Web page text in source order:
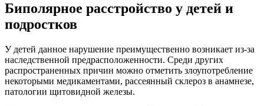
Биполярное расстройство у детей и
подростков
У детей данное нарушение преимущественно возникает из-за
наследственной предрасположенности. Среди других
распространенных причин можно отметить злоупотребление
некоторыми медикаментами, рассеянный склероз в анамнезе,
патологии щитовидной железы.